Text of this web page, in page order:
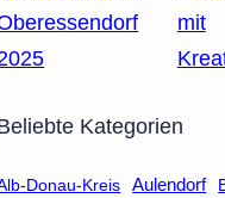
mit
Kategorien
Donau-Kreis Aulendorf